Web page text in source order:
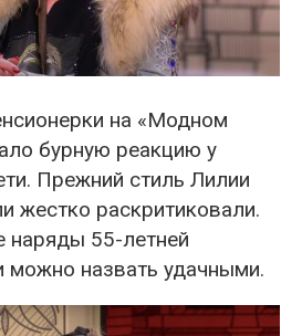
на «Модном
бурную реакцию у
Прежний стиль Лилии
жестко раскритиковали.
наряды 55-летней
назвать удачными.